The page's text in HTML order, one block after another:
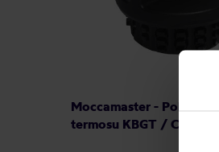
Moccamaster -
termosu KBGT / CDT